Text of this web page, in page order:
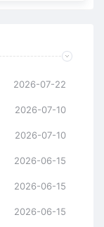
2026-07-22
2026-07-10
2026-07-10
2026-06-15
2026-06-15
2026-06-15